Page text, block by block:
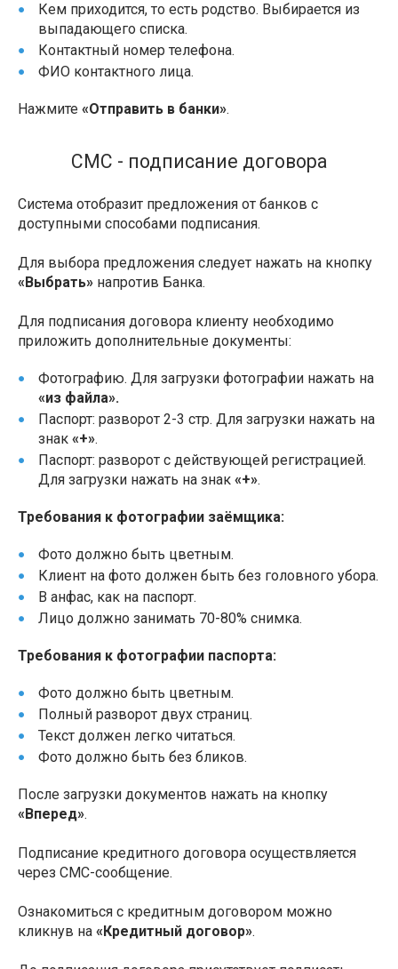
Кем приходится, то есть родство. Выбирается из
выпадающего списка.
Контактный номер телефона.
ФИО контактного лица.
Нажмите «Отправить в банки».
СМС - подписание договора
Система отобразит предложения от банков с
доступными способами подписания.
Для выбора предложения следует нажать на кнопку
«Выбрать» напротив Банка.
Для подписания договора клиенту необходимо
приложить дополнительные документы:
Фотографию. Для загрузки фотографии нажать на
«из файла».
Паспорт: разворот 2-3 стр. Для загрузки нажать на
знак «+».
Паспорт: разворот с действующей регистрацией.
Для загрузки нажать на знак «+».
Требования к фотографии заёмщика:
Фото должно быть цветным.
Клиент на фото должен быть без головного убора.
В анфас, как на паспорт.
Лицо должно занимать 70-80% снимка.
Требования к фотографии паспорта:
Фото должно быть цветным.
Полный разворот двух страниц.
Текст должен легко читаться.
Фото должно быть без бликов.
После загрузки документов нажать на кнопку
«Вперед».
Подписание кредитного договора осуществляется
через СМС-сообщение.
Ознакомиться с кредитным договором можно
кликнув на «Кредитный договор».